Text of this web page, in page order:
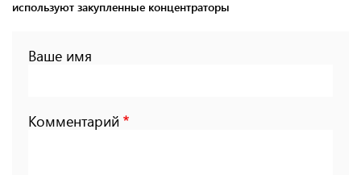
используют закупленные концентраторы
Ваше имя
Комментарий